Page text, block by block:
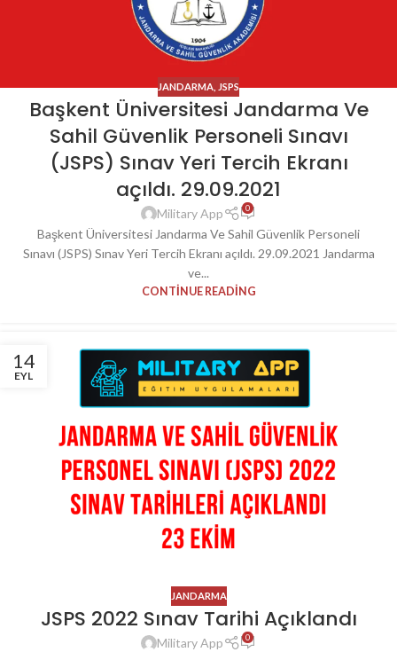
JANDARMA JSPS
Başkent Üniversitesi Jandarma Ve
Sahil Güvenlik Personeli Sınavı
(JSPS) Sınav Yeri Tercih Ekranı
açıldı. 29.09.2021
Military App 0
Başkent Üniversitesi Jandarma Ve Sahil Güvenlik Personeli
Sınavı (JSPS) Sınav Yeri Tercih Ekranı açıldı. 29.09.2021 Jandarma
ve...
CONTINUE READING
14
EYL
JANDARMA
JSPS 2022 Sınav Tarihi Açıklandı
Military App 0